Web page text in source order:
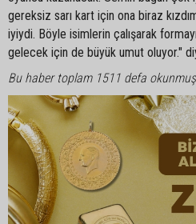
gereksiz sarı kart için ona biraz
iyiydi. Böyle isimlerin çalışarak
gelecek için de büyük umut oluyor."
Bu haber toplam 1511 defa